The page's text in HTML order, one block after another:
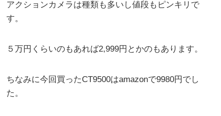
アクションカメラは種類も多いし値段もピンキリで
す。
５万円くらいのもあれば2,999円とかのもあります。
ちなみに今回買ったCT9500はamazonで9980円でし
た。